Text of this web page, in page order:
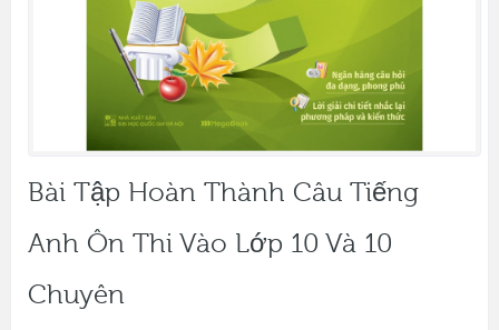
Bài Tập Hoàn Thành Câu Tiếng
Anh Ôn Thi Vào Lớp 10 Và 10
Chuyên